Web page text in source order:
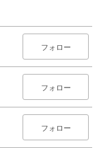
フォロー
フォロー
フォロー